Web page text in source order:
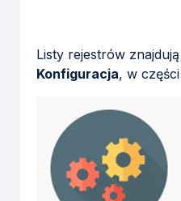
Listy rejestrów
Konfiguracja, w części